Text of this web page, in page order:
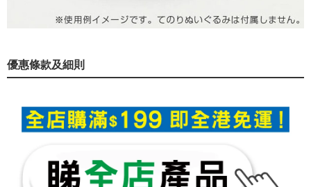
優惠條款及細則